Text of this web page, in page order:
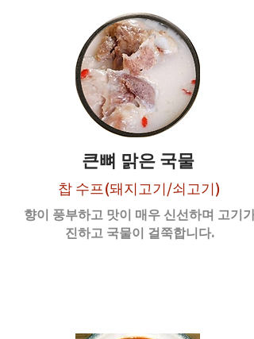
​큰뼈 맑은 국물
찹 수프(돼지고기/쇠고기)
향이 풍부하고 맛이 매우 신선하며 고기가
진하고 국물이 걸쭉합니다.